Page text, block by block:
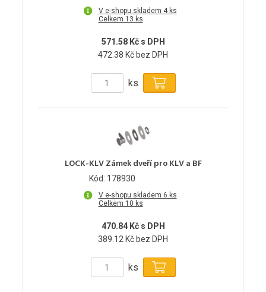
V e-shopu skladem 4 ks
Celkem 13 ks
571.58 Kč s DPH
472.38 Kč bez DPH
ks
LOCK-KLV Zámek dveří pro KLV a BF
Kód: 178930
V e-shopu skladem 6 ks
Celkem 10 ks
470.84 Kč s DPH
389.12 Kč bez DPH
ks